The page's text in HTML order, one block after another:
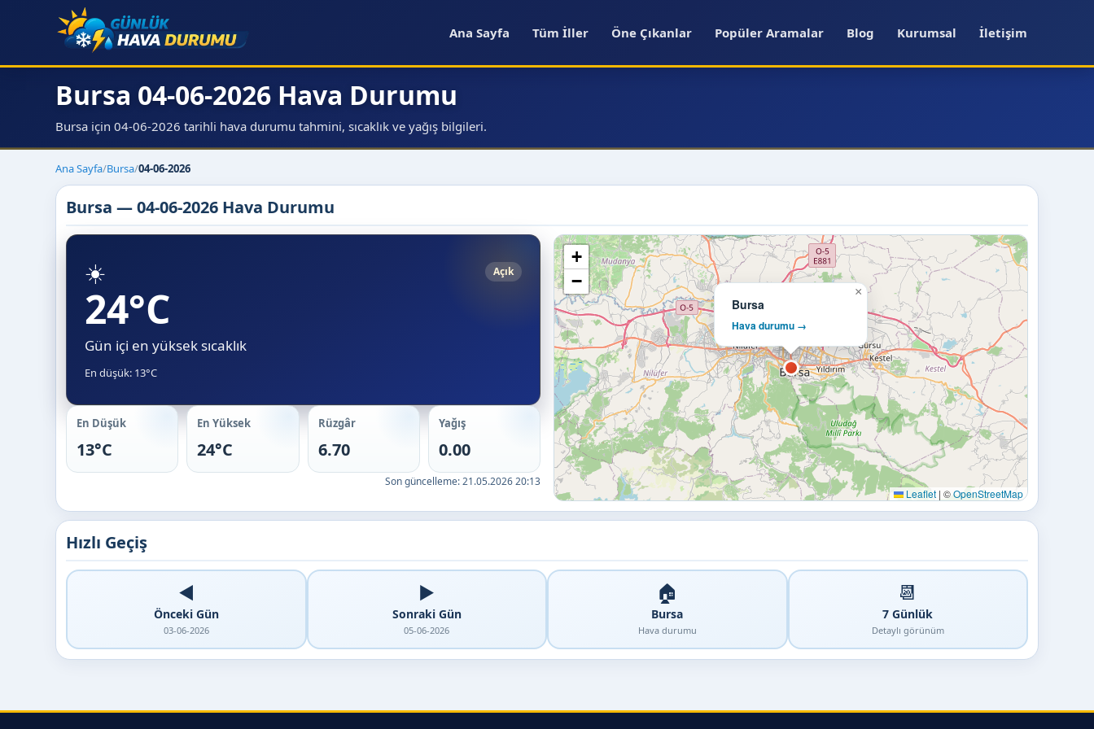
Ana Sayfa Tüm İller Öne Çıkanlar Popüler Aramalar Blog Kurumsal İletişim
Bursa 04-06-2026 Hava Durumu
Bursa için 04-06-2026 tarihli hava durumu tahmini, sıcaklık ve yağış bilgileri.
Ana Sayfa/Bursa/04-06-2026
Bursa — 04-06-2026 Hava Durumu
☀️ Açık
24°C
Gün içi en yüksek sıcaklık
En düşük: 13°C
En Düşük
13°C
En Yüksek
24°C
Rüzgâr
6.70
Yağış
0.00
Son güncelleme:21.05.2026 20:13
Bursa
Hava durumu →
×
+
−
Leaflet | ©OpenStreetMap
Hızlı Geçiş
◀️
Önceki Gün
03-06-2026
▶️
Sonraki Gün
05-06-2026
🏠
Bursa
Hava durumu
📆
7 Günlük
Detaylı görünüm